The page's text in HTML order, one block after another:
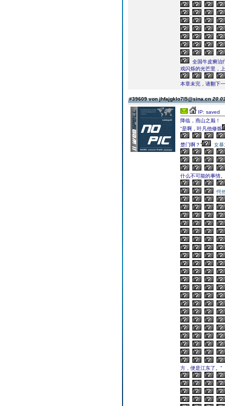
全国牛皮癣治
戏闪烁的光芒里，
本章未完，请翻下
#39609 von jhfajgklo7l5@sina.cn
IP: saved
降临，燕山之巅！
“是啊，叶凡他修炼
楚门啊？” 女暴
什么不可能的事情。
愕
方，便是江东了。”